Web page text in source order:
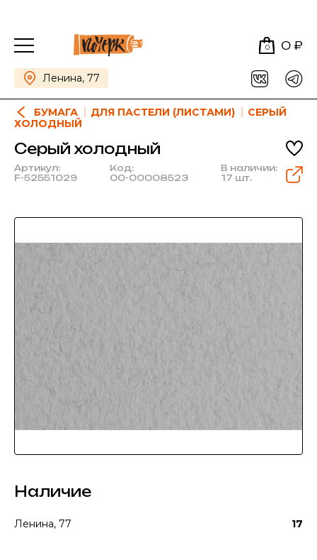
0 0 ₽
Ленина, 77
БУМАГА ДЛЯ ПАСТЕЛИ (ЛИСТАМИ)
СЕРЫЙ
ХОЛОДНЫЙ
Серый холодный
Артикул:
F-52551029
Код:
00-00008523
В наличии:
17 шт.
Наличие
Ленина, 77 17